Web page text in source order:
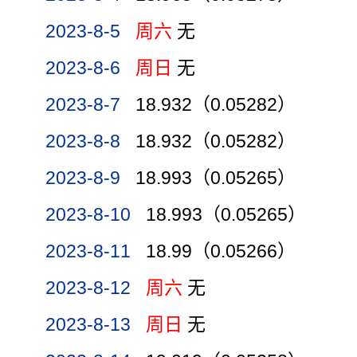
2023-8-5
周六 无
2023-8-6
周日 无
2023-8-7
18.932（0.05282）
2023-8-8
18.932（0.05282）
2023-8-9
18.993（0.05265）
2023-8-10
18.993（0.05265）
2023-8-11
18.99（0.05266）
2023-8-12
周六 无
2023-8-13
周日 无